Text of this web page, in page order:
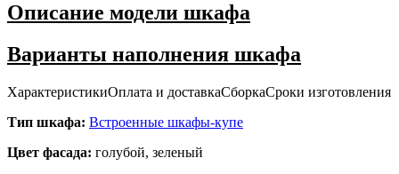
Описание модели шкафа
Варианты наполнения шкафа
ХарактеристикиОплата и доставкаСборкаСроки изготовления
Тип шкафа: Встроенные шкафы-купе
Цвет фасада: голубой, зеленый